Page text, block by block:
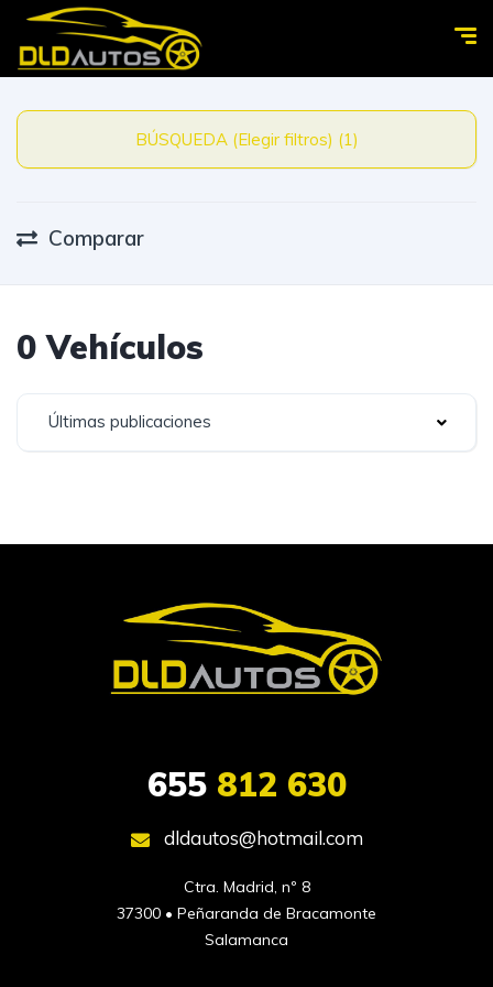
BÚSQUEDA (Elegir filtros) (1)
Comparar
0 Vehículos
Últimas publicaciones
655812 630
dldautos@hotmail.com
Ctra. Madrid, nº 8
37300 • Peñaranda de Bracamonte
Salamanca